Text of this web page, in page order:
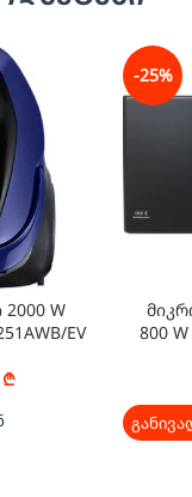
W
EV
₾
-25%
800 W